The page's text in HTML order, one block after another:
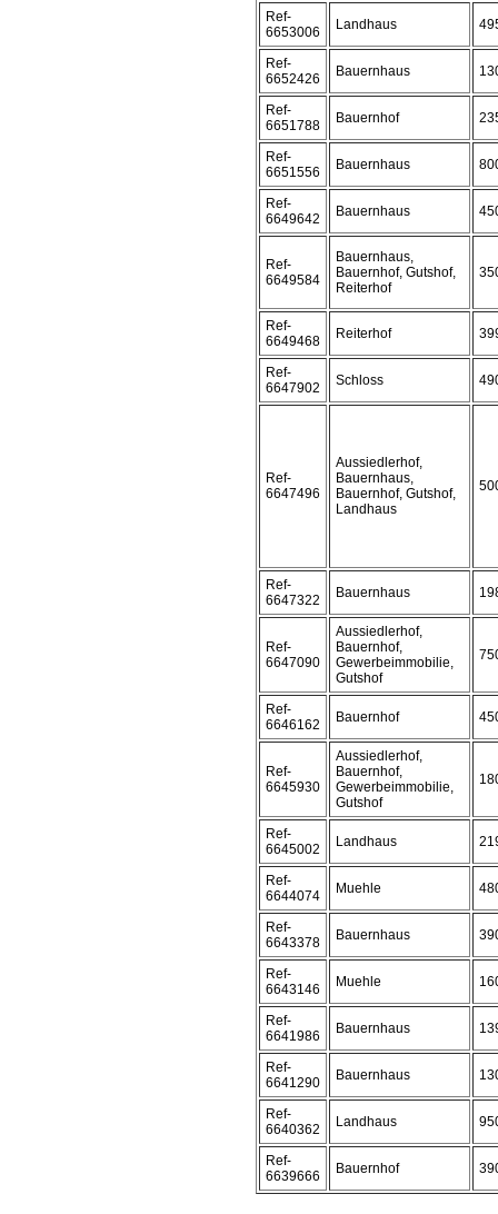
Ref-
6653006
Landhaus
Ref-
6652426
Bauernhaus
Ref-
6651788
Bauernhof
Ref-
6651556
Bauernhaus
Ref-
6649642
Bauernhaus
Ref-
6649584
Bauernhaus,
Bauernhof, Gutshof,
Reiterhof
Ref-
6649468
Reiterhof
Ref-
6647902
Schloss
Ref-
6647496
Aussiedlerhof,
Bauernhaus,
Bauernhof, Gutshof,
Landhaus
Ref-
6647322
Bauernhaus
Ref-
6647090
Aussiedlerhof,
Bauernhof,
Gewerbeimmobilie,
Gutshof
Ref-
6646162
Bauernhof
Ref-
6645930
Aussiedlerhof,
Bauernhof,
Gewerbeimmobilie,
Gutshof
Ref-
6645002
Landhaus
Ref-
6644074
Muehle
Ref-
6643378
Bauernhaus
Ref-
6643146
Muehle
Ref-
6641986
Bauernhaus
Ref-
6641290
Bauernhaus
Ref-
6640362
Landhaus
Ref-
6639666
Bauernhof